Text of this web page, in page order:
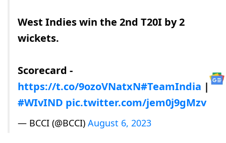
West Indies win the 2nd T20I by 2
wickets.
Scorecard -
https://t.co/9ozoVNatxN#TeamIndia |
#WIvIND pic.twitter.com/jem0j9gMzv
— BCCI (@BCCI) August 6, 2023